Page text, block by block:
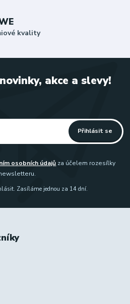
kvality
akce a slevy!
Přihlásit se
osobních údajů za účelem rozesílky
Zasíláme jednou za 14 dní.